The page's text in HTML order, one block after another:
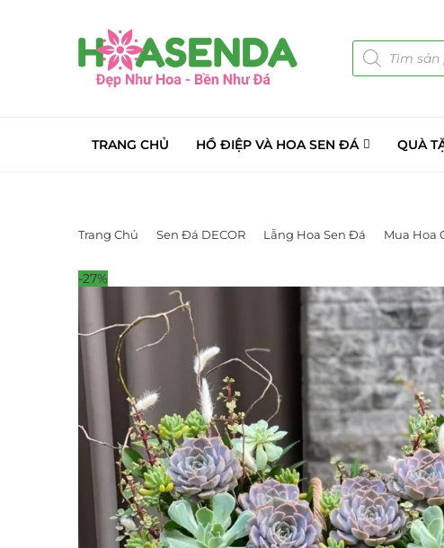
TRANG CHỦ HỒ ĐIỆP VÀ HOA SEN ĐÁ QUÀ
Trang Chủ Sen Đá DECOR Lẵng Hoa Sen Đá Mua Hoa
-27%